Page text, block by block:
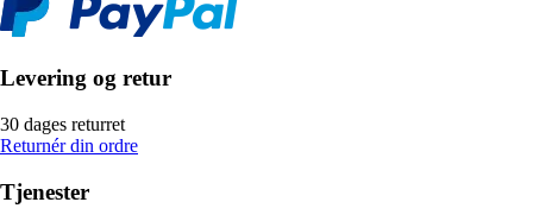
Levering og retur
30 dages returret
Returnér din ordre
Tjenester